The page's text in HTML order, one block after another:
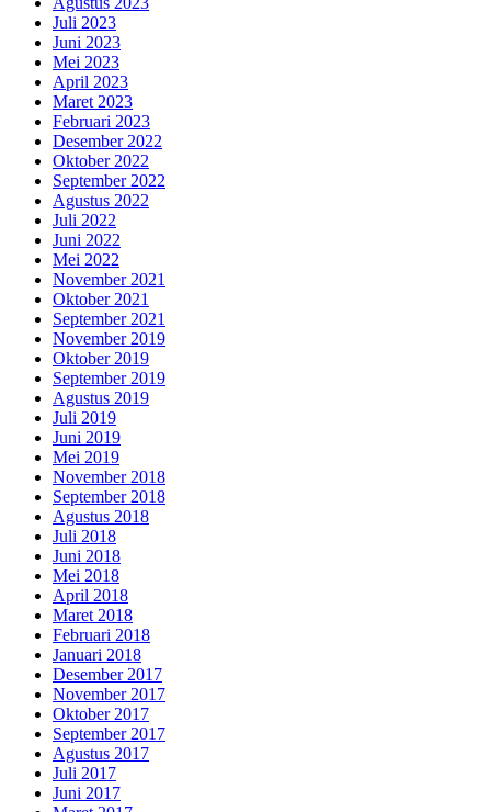
Juli 2023
Juni 2023
Mei 2023
April 2023
Maret 2023
Februari 2023
Desember 2022
Oktober 2022
September 2022
Agustus 2022
Juli 2022
Juni 2022
Mei 2022
November 2021
Oktober 2021
September 2021
November 2019
Oktober 2019
September 2019
Agustus 2019
Juli 2019
Juni 2019
Mei 2019
November 2018
September 2018
Agustus 2018
Juli 2018
Juni 2018
Mei 2018
April 2018
Maret 2018
Februari 2018
Januari 2018
Desember 2017
November 2017
Oktober 2017
September 2017
Agustus 2017
Juli 2017
Juni 2017